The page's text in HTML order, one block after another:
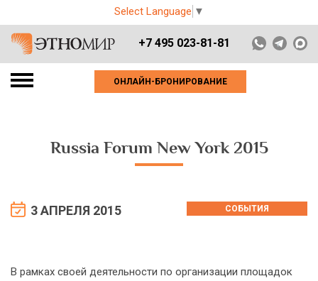
Select Language ▼
+7 495 023-81-81
ОНЛАЙН-БРОНИРОВАНИЕ
Russia Forum New York 2015
3 АПРЕЛЯ 2015 СОБЫТИЯ
В рамках своей деятельности по организации площадок